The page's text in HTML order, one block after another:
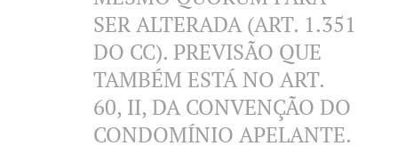
SER ALTERADA (ART. 1.351
DO CC). PREVISÃO QUE
TAMBÉM ESTÁ NO ART.
60, II, DA CONVENÇÃO DO
CONDOMÍNIO APELANTE.